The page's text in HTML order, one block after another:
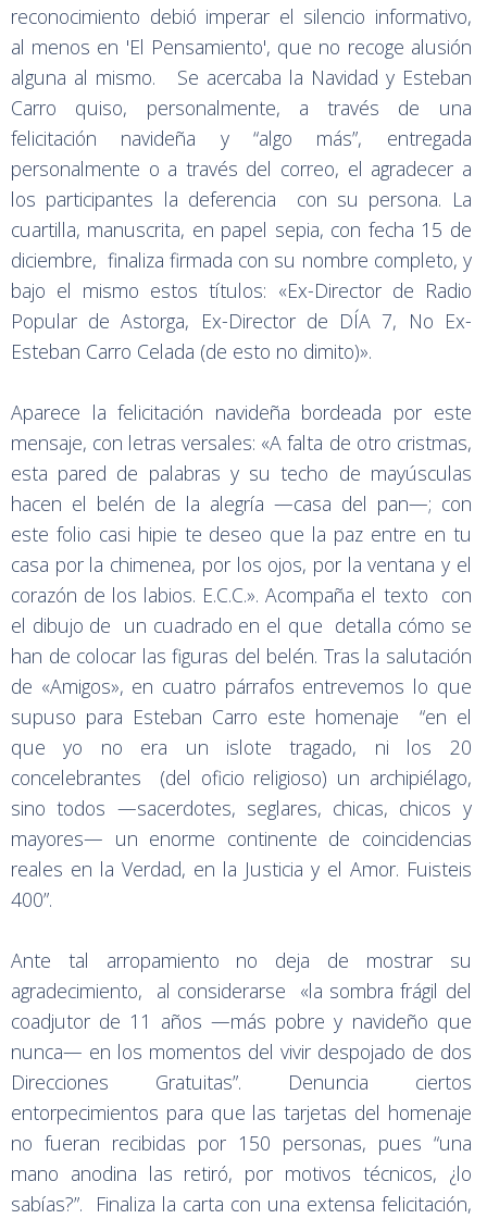
reconocimiento debió imperar el silencio informativo,
al menos en 'El Pensamiento', que no recoge alusión
alguna al mismo. Se acercaba la Navidad y Esteban
Carro quiso, personalmente, a través de una
felicitación navideña y “algo más”, entregada
personalmente o a través del correo, el agradecer a
los participantes la deferencia con su persona. La
cuartilla, manuscrita, en papel sepia, con fecha 15 de
diciembre, finaliza firmada con su nombre completo, y
bajo el mismo estos títulos: «Ex-Director de Radio
Popular de Astorga, Ex-Director de DÍA 7, No Ex-
Esteban Carro Celada (de esto no dimito)».
Aparece la felicitación navideña bordeada por este
mensaje, con letras versales: «A falta de otro cristmas,
esta pared de palabras y su techo de mayúsculas
hacen el belén de la alegría —casa del pan—; con
este folio casi hipie te deseo que la paz entre en tu
casa por la chimenea, por los ojos, por la ventana y el
corazón de los labios. E.C.C.». Acompaña el texto con
el dibujo de un cuadrado en el que detalla cómo se
han de colocar las figuras del belén. Tras la salutación
de «Amigos», en cuatro párrafos entrevemos lo que
supuso para Esteban Carro este homenaje “en el
que yo no era un islote tragado, ni los 20
concelebrantes (del oficio religioso) un archipiélago,
sino todos —sacerdotes, seglares, chicas, chicos y
mayores— un enorme continente de coincidencias
reales en la Verdad, en la Justicia y el Amor. Fuisteis
400”.
Ante tal arropamiento no deja de mostrar su
agradecimiento, al considerarse «la sombra frágil del
coadjutor de 11 años —más pobre y navideño que
nunca— en los momentos del vivir despojado de dos
Direcciones Gratuitas”. Denuncia ciertos
entorpecimientos para que las tarjetas del homenaje
no fueran recibidas por 150 personas, pues “una
mano anodina las retiró, por motivos técnicos, ¿lo
sabías?”. Finaliza la carta con una extensa felicitación,